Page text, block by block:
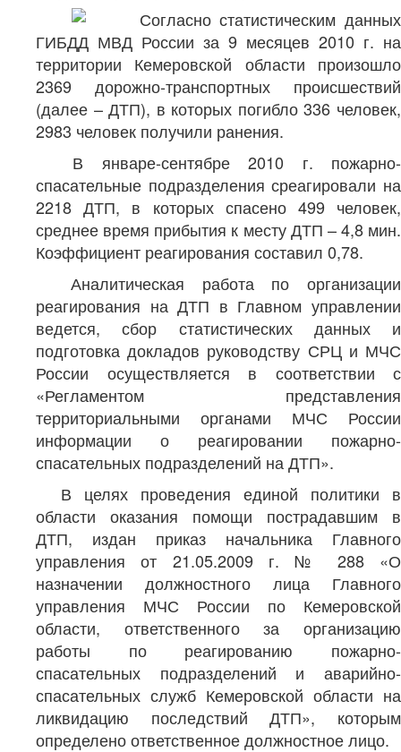
Согласно статистическим данных
ГИБДД МВД России за 9 месяцев 2010 г. на
территории Кемеровской области произошло
2369 дорожно-транспортных происшествий
(далее – ДТП), в которых погибло 336 человек,
2983 человек получили ранения.
В январе-сентябре 2010 г. пожарно-
спасательные подразделения среагировали на
2218 ДТП, в которых спасено 499 человек,
среднее время прибытия к месту ДТП – 4,8 мин.
Коэффициент реагирования составил 0,78.
Аналитическая работа по организации
реагирования на ДТП в Главном управлении
ведется, сбор статистических данных и
подготовка докладов руководству СРЦ и МЧС
России осуществляется в соответствии с
«Регламентом представления
территориальными органами МЧС России
информации о реагировании пожарно-
спасательных подразделений на ДТП».
В целях проведения единой политики в
области оказания помощи пострадавшим в
ДТП, издан приказ начальника Главного
управления от 21.05.2009 г. № 288 «О
назначении должностного лица Главного
управления МЧС России по Кемеровской
области, ответственного за организацию
работы по реагированию пожарно-
спасательных подразделений и аварийно-
спасательных служб Кемеровской области на
ликвидацию последствий ДТП», которым
определено ответственное должностное лицо.